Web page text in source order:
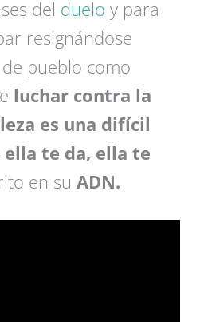
del duelo y para
resignándose
pueblo como
luchar contra la
es una difícil
te da, ella te
en suADN.